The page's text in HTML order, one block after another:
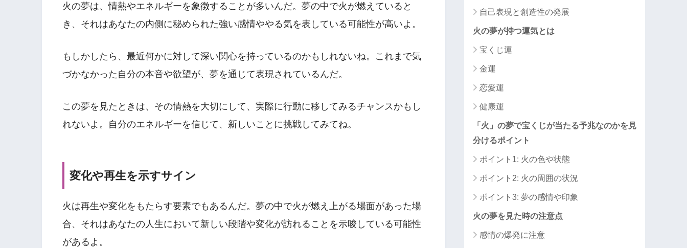
火の夢は、情熱やエネルギーを象徴することが多いんだ。夢の中で火が燃えていると
き、それはあなたの内側に秘められた強い感情ややる気を表している可能性が高いよ。
もしかしたら、最近何かに対して深い関心を持っているのかもしれないね。これまで気
づかなかった自分の本音や欲望が、夢を通じて表現されているんだ。
この夢を見たときは、その情熱を大切にして、実際に行動に移してみるチャンスかもし
れないよ。自分のエネルギーを信じて、新しいことに挑戦してみてね。
変化や再生を示すサイン
火は再生や変化をもたらす要素でもあるんだ。夢の中で火が燃え上がる場面があった場
合、それはあなたの人生において新しい段階や変化が訪れることを示唆している可能性
があるよ。
自己表現と創造性の発展
火の夢が持つ運気とは
宝くじ運
金運
恋愛運
健康運
「火」の夢で宝くじが当たる予兆なのかを見
分けるポイント
ポイント1: 火の色や状態
ポイント2: 火の周囲の状況
ポイント3: 夢の感情や印象
火の夢を見た時の注意点
感情の爆発に注意